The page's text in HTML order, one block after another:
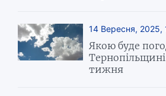
14 Вересня, 2025,
Якою буде
тижня